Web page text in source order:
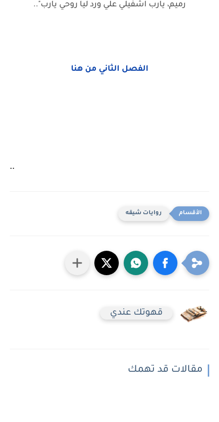
رميم، يارب اشفيلي علي ورد ليا روحي يارب"..
الفصل الثاني من هنا
..
روايات شيقه
قهوتك عندي
مقالات قد تهمك